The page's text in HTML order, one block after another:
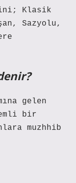
Klasik
Sazyolu,
gelen
bir
muzhhib